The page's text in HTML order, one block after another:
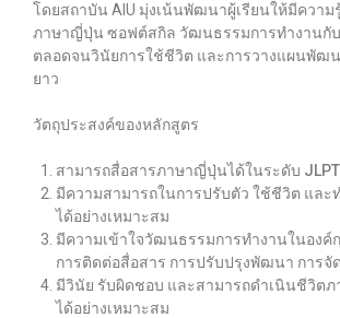
โดยสถาบัน AIU มุ่งเน้นพัฒนาผู้เรียนให้มีควา
ภาษาญี่ปุ่น ซอฟต์สกิล วัฒนธรรมการทำงานกั
ตลอดจนวินัยการใช้ชีวิต และการวางแผนพัฒน
ยาว
วัตถุประสงค์ของหลักสูตร
สามารถสื่อสารภาษาญี่ปุ่นได้ในระดับ
มีความสามารถในการปรับตัว ใช้ชีวิต และ
ได้อย่างเหมาะสม
มีความเข้าใจวัฒนธรรมการทำงานในองค์
การติดต่อสื่อสาร การปรับปรุงพัฒนา การจั
มีวินัย รับผิดชอบ และสามารถดำเนินชีวิตภ
ได้อย่างเหมาะสม